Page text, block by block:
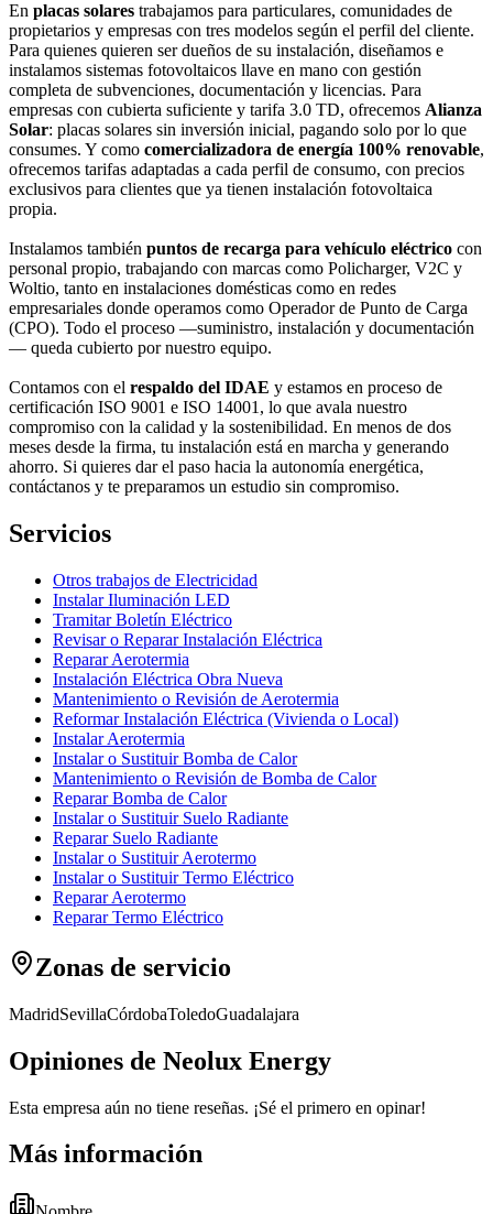
En placas solares trabajamos para particulares, comunidades de
propietarios y empresas con tres modelos según el perfil del cliente.
Para quienes quieren ser dueños de su instalación, diseñamos e
instalamos sistemas fotovoltaicos llave en mano con gestión
completa de subvenciones, documentación y licencias. Para
empresas con cubierta suficiente y tarifa 3.0 TD, ofrecemos Alianza
Solar: placas solares sin inversión inicial, pagando solo por lo que
consumes. Y como comercializadora de energía 100% renovable,
ofrecemos tarifas adaptadas a cada perfil de consumo, con precios
exclusivos para clientes que ya tienen instalación fotovoltaica
propia.
Instalamos también puntos de recarga para vehículo eléctrico con
personal propio, trabajando con marcas como Policharger, V2C y
Woltio, tanto en instalaciones domésticas como en redes
empresariales donde operamos como Operador de Punto de Carga
(CPO). Todo el proceso —suministro, instalación y documentación
— queda cubierto por nuestro equipo.
Contamos con el respaldo del IDAE y estamos en proceso de
certificación ISO 9001 e ISO 14001, lo que avala nuestro
compromiso con la calidad y la sostenibilidad. En menos de dos
meses desde la firma, tu instalación está en marcha y generando
ahorro. Si quieres dar el paso hacia la autonomía energética,
contáctanos y te preparamos un estudio sin compromiso.
Servicios
Otros trabajos de Electricidad
Instalar Iluminación LED
Tramitar Boletín Eléctrico
Revisar o Reparar Instalación Eléctrica
Reparar Aerotermia
Instalación Eléctrica Obra Nueva
Mantenimiento o Revisión de Aerotermia
Reformar Instalación Eléctrica (Vivienda o Local)
Instalar Aerotermia
Instalar o Sustituir Bomba de Calor
Mantenimiento o Revisión de Bomba de Calor
Reparar Bomba de Calor
Instalar o Sustituir Suelo Radiante
Reparar Suelo Radiante
Instalar o Sustituir Aerotermo
Instalar o Sustituir Termo Eléctrico
Reparar Aerotermo
Reparar Termo Eléctrico
Zonas de servicio
MadridSevillaCórdobaToledoGuadalajara
Opiniones de Neolux Energy
Esta empresa aún no tiene reseñas. ¡Sé el primero en opinar!
Más información